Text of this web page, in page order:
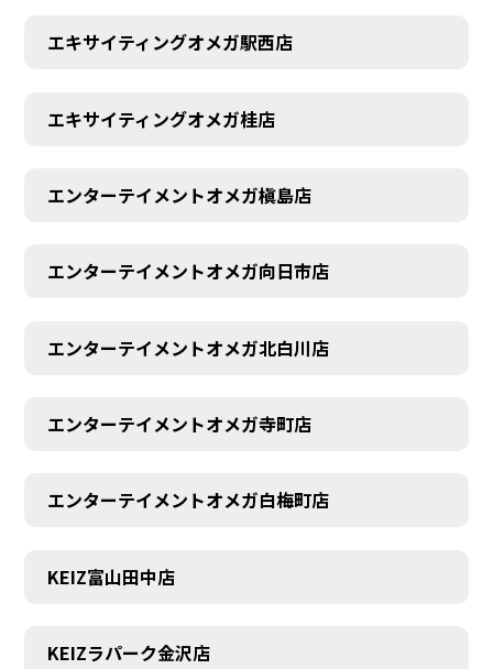
エキサイティングオメガ駅西店
エキサイティングオメガ桂店
エンターテイメントオメガ槇島店
エンターテイメントオメガ向日市店
エンターテイメントオメガ北白川店
エンターテイメントオメガ寺町店
エンターテイメントオメガ白梅町店
KEIZ富山田中店
KEIZラパーク金沢店